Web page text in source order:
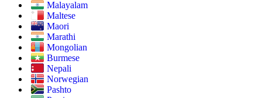
Malayalam
Maltese
Maori
Marathi
Mongolian
Burmese
Nepali
Norwegian
Pashto